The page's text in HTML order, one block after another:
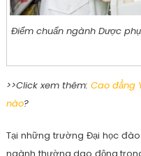
Điểm chuẩn ngành Dược
>>Click xem thêm: Cao đẳng
nào?
Tại những trường Đại học